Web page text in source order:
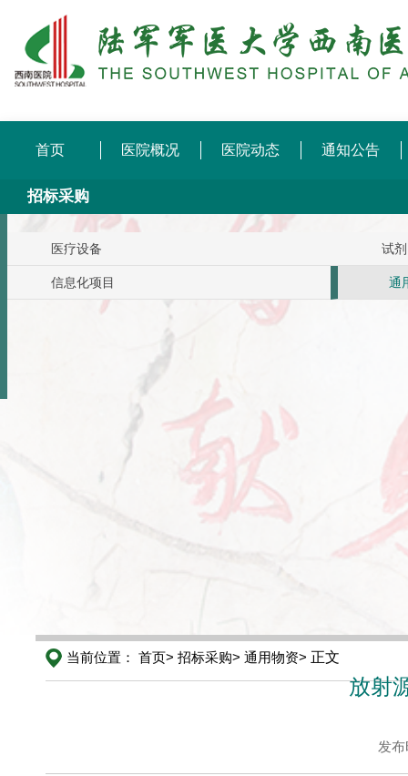
首页 医院概况 医院动态 通知公告
招标采购
医疗设备 试剂
信息化项目 通
当前位置： 首页> 招标采购> 通用物资> 正文
放射
发